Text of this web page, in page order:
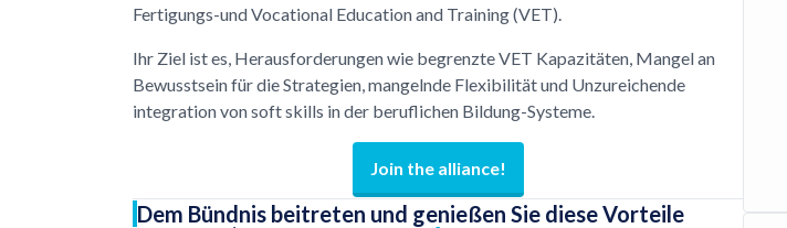
Fertigungs-und Vocational Education and Training (VET).
Ihr Ziel ist es, Herausforderungen wie begrenzte VET Kapazitäten, Mangel an
Bewusstsein für die Strategien, mangelnde Flexibilität und Unzureichende
integration von soft skills in der beruflichen Bildung-Systeme.
Join the alliance!
Dem Bündnis beitreten und genießen Sie diese Vorteile